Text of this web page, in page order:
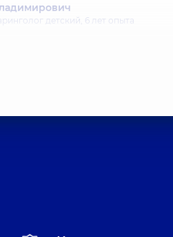
детский, 6 лет опыта
детский,